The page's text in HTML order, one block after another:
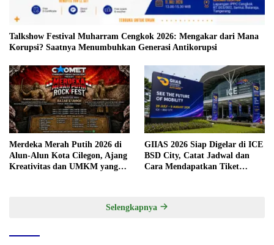
Talkshow Festival Muharram Cengkok 2026: Mengakar dari Mana
Korupsi? Saatnya Menumbuhkan Generasi Antikorupsi
Merdeka Merah Putih 2026 di
Alun-Alun Kota Cilegon, Ajang
Kreativitas dan UMKM yang
GIIAS 2026 Siap Digelar di ICE
BSD City, Catat Jadwal dan
Cara Mendapatkan Tiket
Selengkapnya